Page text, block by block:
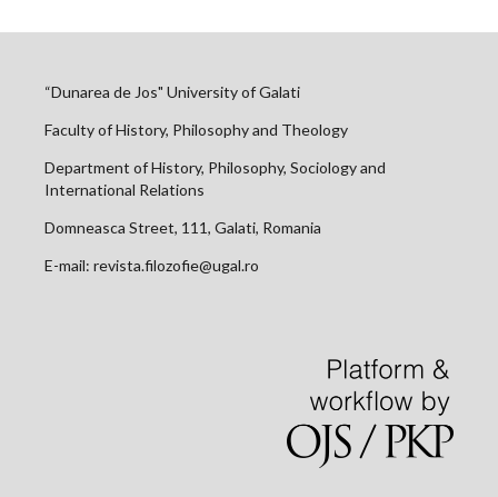
“Dunarea de Jos" University of Galati
Faculty of History, Philosophy and Theology
Department of History, Philosophy, Sociology and
International Relations
Domneasca Street, 111, Galati, Romania
E-mail: revista.filozofie@ugal.ro